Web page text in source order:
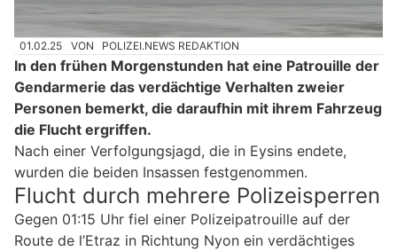
01.02.25 VON POLIZEI.NEWS REDAKTION
In den frühen Morgenstunden hat eine Patrouille der
Gendarmerie das verdächtige Verhalten zweier
Personen bemerkt, die daraufhin mit ihrem Fahrzeug
die Flucht ergriffen.
Nach einer Verfolgungsjagd, die in Eysins endete,
wurden die beiden Insassen festgenommen.
Flucht durch mehrere Polizeisperren
Gegen 01:15 Uhr fiel einer Polizeipatrouille auf der
Route de l’Etraz in Richtung Nyon ein verdächtiges